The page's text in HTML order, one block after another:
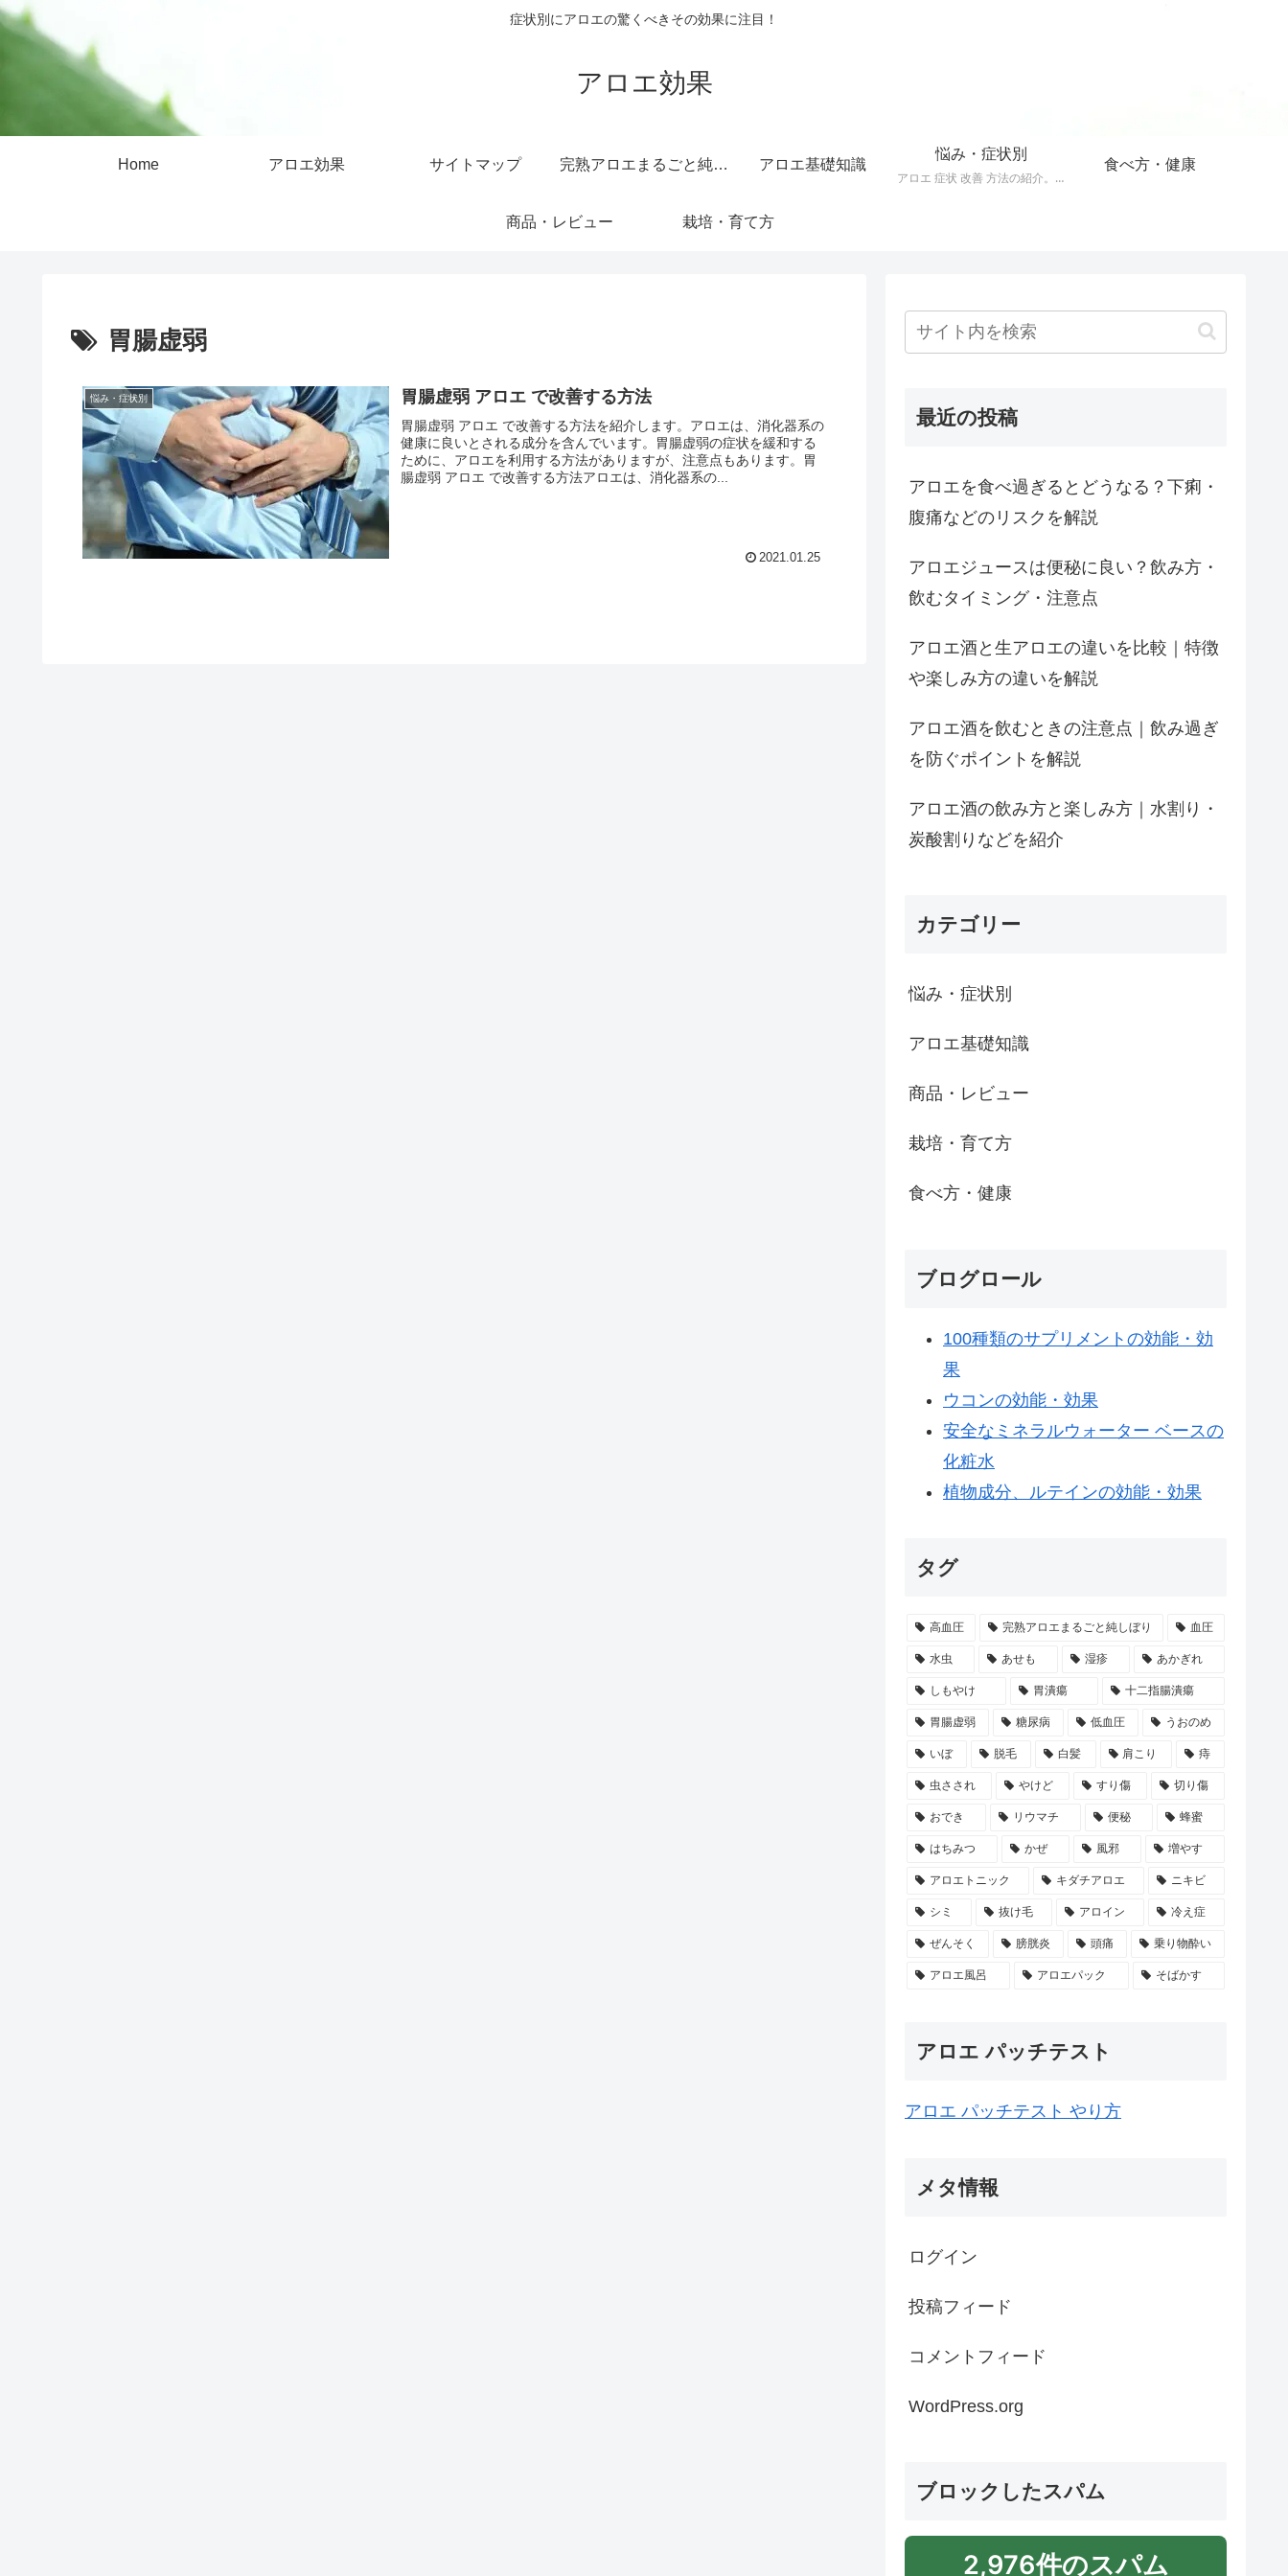
症状別にアロエの驚くべきその効果に注目！
アロエ効果
Home アロエ効果 サイトマップ 完熟アロエまるごと純しぼり 純度 100 ％ 無添加 原液 ジュース アロエ基礎知識
悩み・症状別
アロエ 症状 改善 方法の紹介。40以上の症状をアロエで改善する方法。
食べ方・健康
商品・レビュー 栽培・育て方
胃腸虚弱
悩み・症状別 胃腸虚弱 アロエ で改善する方法
胃腸虚弱 アロエ で改善する方法を紹介します。アロエは、消化器系の
健康に良いとされる成分を含んでいます。胃腸虚弱の症状を緩和する
ために、アロエを利用する方法がありますが、注意点もあります。胃
腸虚弱 アロエ で改善する方法アロエは、消化器系の...
2021.01.25
最近の投稿
アロエを食べ過ぎるとどうなる？下痢・
腹痛などのリスクを解説
アロエジュースは便秘に良い？飲み方・
飲むタイミング・注意点
アロエ酒と生アロエの違いを比較｜特徴
や楽しみ方の違いを解説
アロエ酒を飲むときの注意点｜飲み過ぎ
を防ぐポイントを解説
アロエ酒の飲み方と楽しみ方｜水割り・
炭酸割りなどを紹介
カテゴリー
悩み・症状別
アロエ基礎知識
商品・レビュー
栽培・育て方
食べ方・健康
ブログロール
100種類のサプリメントの効能・効
果
ウコンの効能・効果
安全なミネラルウォーター ベースの
化粧水
植物成分、ルテインの効能・効果
タグ
高血圧 完熟アロエまるごと純しぼり 血圧
水虫 あせも 湿疹 あかぎれ
しもやけ 胃潰瘍 十二指腸潰瘍
胃腸虚弱 糖尿病 低血圧 うおのめ
いぼ 脱毛 白髪 肩こり 痔
虫さされ やけど すり傷 切り傷
おでき リウマチ 便秘 蜂蜜
はちみつ かぜ 風邪 増やす
アロエトニック キダチアロエ ニキビ
シミ 抜け毛 アロイン 冷え症
ぜんそく 膀胱炎 頭痛 乗り物酔い
アロエ風呂 アロエパック そばかす
アロエ パッチテスト
アロエ パッチテスト やり方
メタ情報
ログイン
投稿フィード
コメントフィード
WordPress.org
ブロックしたスパム
2,976件のスパム